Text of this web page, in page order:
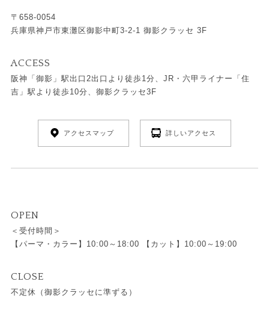
〒658-0054
兵庫県神戸市東灘区御影中町3-2-1 御影クラッセ 3F
ACCESS
阪神「御影」駅出口2出口より徒歩1分、JR・六甲ライナー「住
吉」駅より徒歩10分、御影クラッセ3F
アクセスマップ 詳しいアクセス
OPEN
＜受付時間＞
【パーマ・カラー】10:00～18:00 【カット】10:00～19:00
CLOSE
不定休（御影クラッセに準ずる）